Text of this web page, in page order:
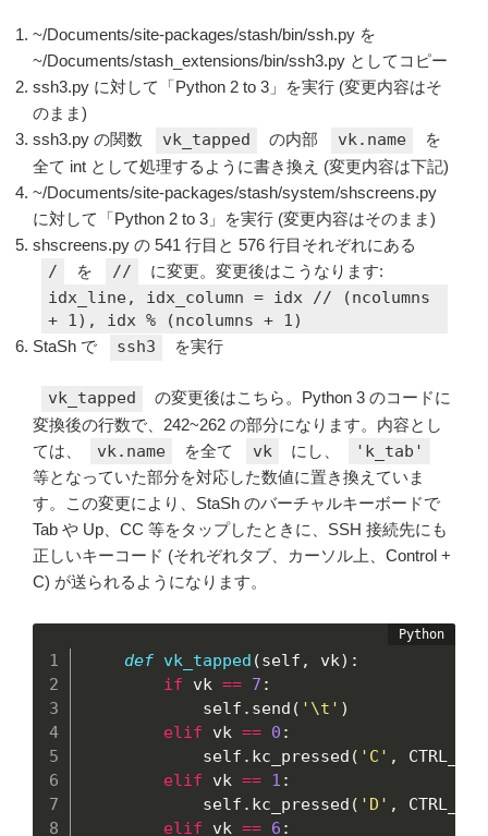
~/Documents/site-packages/stash/bin/ssh.py を
~/Documents/stash_extensions/bin/ssh3.py としてコピー
ssh3.py に対して「Python 2 to 3」を実行 (変更内容はそ
のまま)
ssh3.py の関数
vk_tapped の内部 vk.name
を
全て int として処理するように書き換え (変更内容は下記)
~/Documents/site-packages/stash/system/shscreens.py
に対して「Python 2 to 3」を実行 (変更内容はそのまま)
shscreens.py の 541 行目と 576 行目それぞれにある
/ を // に変更。変更後はこうなります:
idx_line, idx_column = idx // (ncolumns
+ 1), idx % (ncolumns + 1)
StaSh で ssh3 を実行
vk_tapped
の変更後はこちら。Python 3 のコードに
変換後の行数で、242~262 の部分になります。内容とし
ては、
vk.name を全て vk にし、 'k_tab'
等となっていた部分を対応した数値に置き換えていま
す。この変更により、StaSh のバーチャルキーボードで
Tab や Up、CC 等をタップしたときに、SSH 接続先にも
正しいキーコード (それぞれタブ、カーソル上、Control +
C) が送られるようになります。
def vk_tapped (self , vk) :
if vk == 7 :
            self
. send ( '\t' )
elif vk == 0 :
            self
. kc_pressed ( 'C' ,
elif vk == 1 :
            self
. kc_pressed ( 'D' ,
elif vk == 6 :